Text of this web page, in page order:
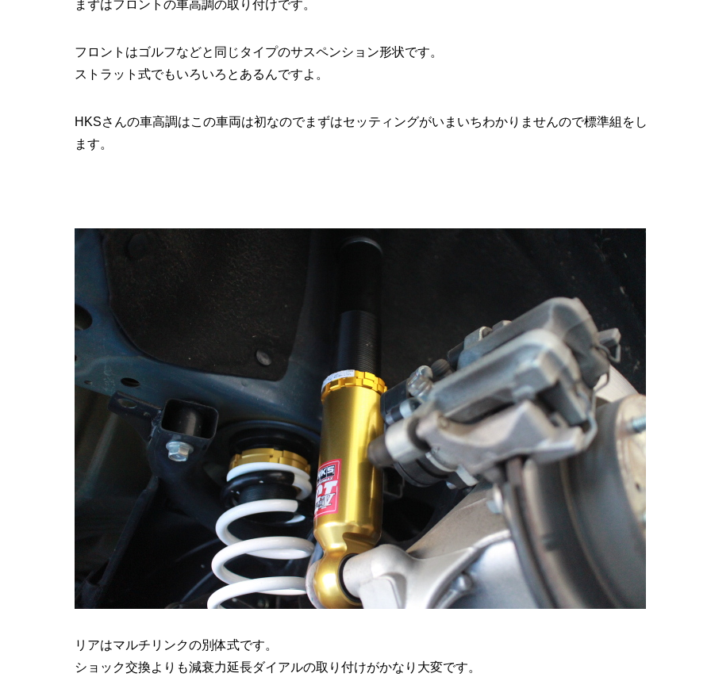
まずはフロントの車高調の取り付けです。
フロントはゴルフなどと同じタイプのサスペンション形状です。
ストラット式でもいろいろとあるんですよ。
HKSさんの車高調はこの車両は初なのでまずはセッティングがいまいちわかりませんので標準組をし
ます。
リアはマルチリンクの別体式です。
ショック交換よりも減衰力延長ダイアルの取り付けがかなり大変です。